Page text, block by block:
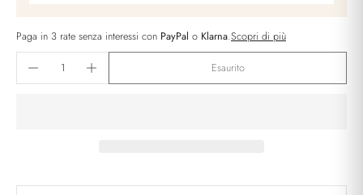
Paga in 3 rate senza interessi con PayPal o Klarna.Scopri di più
Esaurito